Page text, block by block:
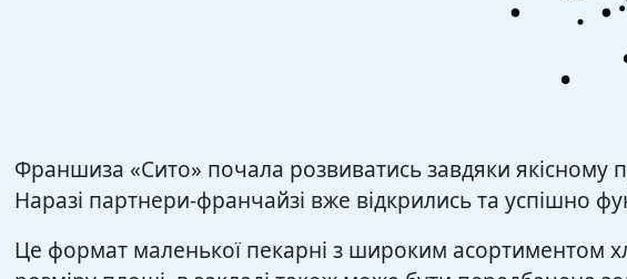
Франшиза «Сито» почала розвиватись завдяки якісному
Наразі партнери-франчайзі вже відкрились та успішно
Це формат маленької пекарні з широким асортиментом